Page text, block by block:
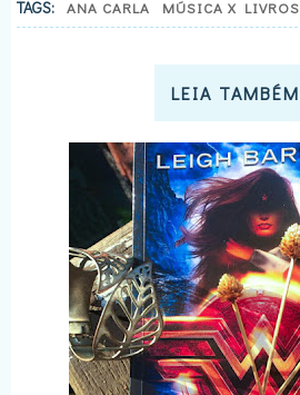
TAGS: ANA CARLA MÚSICA X LIVROS
LEIA TAMBÉM